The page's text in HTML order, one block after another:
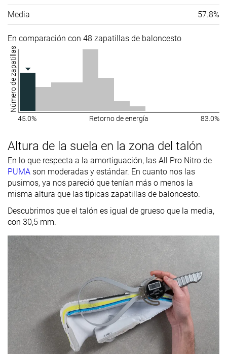
Media 57.8%
En comparación con 48 zapatillas de baloncesto
Número de zapatillas
45.0% Retorno de energía 83.0%
Altura de la suela en la zona del talón
En lo que respecta a la amortiguación, las All Pro Nitro de
PUMA son moderadas y estándar. En cuanto nos las
pusimos, ya nos pareció que tenían más o menos la
misma altura que las típicas zapatillas de baloncesto.
Descubrimos que el talón es igual de grueso que la media,
con 30,5 mm.